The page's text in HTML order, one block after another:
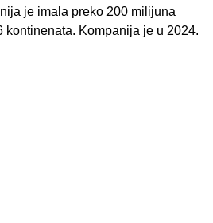
je imala preko 200 milijuna
Kompanija je u 2024.